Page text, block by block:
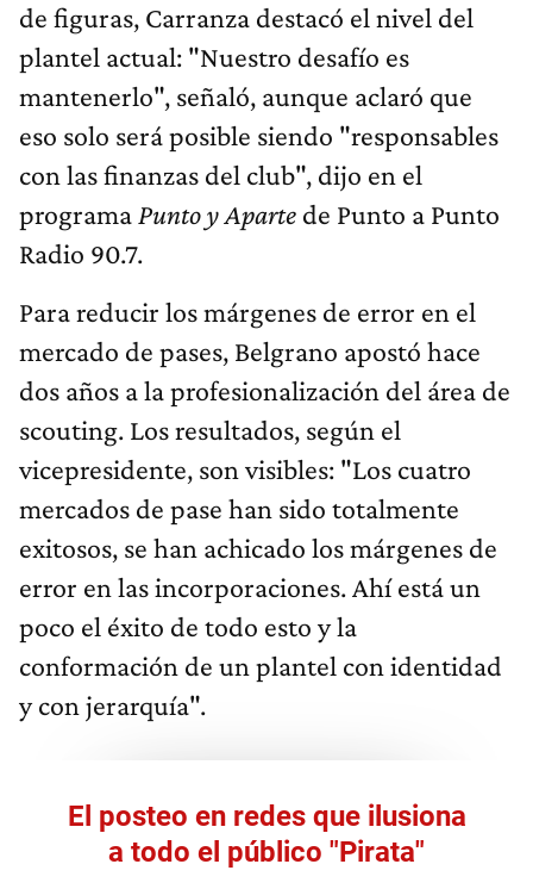
de figuras, Carranza destacó el nivel del
plantel actual: "Nuestro desafío es
mantenerlo", señaló, aunque aclaró que
eso solo será posible siendo "responsables
con las finanzas del club", dijo en el
programa Punto y Aparte de Punto a Punto
Radio 90.7.
Para reducir los márgenes de error en el
mercado de pases, Belgrano apostó hace
dos años a la profesionalización del área de
scouting. Los resultados, según el
vicepresidente, son visibles: "Los cuatro
mercados de pase han sido totalmente
exitosos, se han achicado los márgenes de
error en las incorporaciones. Ahí está un
poco el éxito de todo esto y la
conformación de un plantel con identidad
y con jerarquía".
El posteo en redes que ilusiona
a todo el público "Pirata"